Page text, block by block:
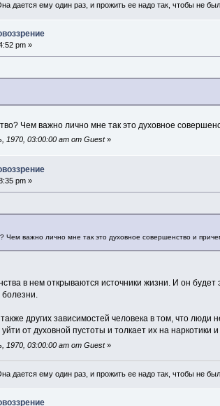
дается ему один раз, и прожить ее надо так, чтобы не
pm »
Чем важно лично мне так это духовное
1970, 03:00:00 am от Guest»
pm »
Чем важно лично мне так это духовное совершенство и
в нем открываются источники жизни. И он будет
болезни.
других зависимостей человека в том, что люди
от духовной пустоты и толкает их на наркотики
1970, 03:00:00 am от Guest»
дается ему один раз, и прожить ее надо так, чтобы не